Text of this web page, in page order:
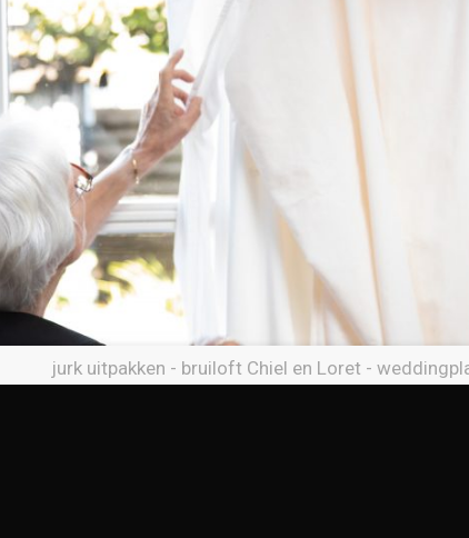
jurk uitpakken - bruiloft Chiel en Loret -